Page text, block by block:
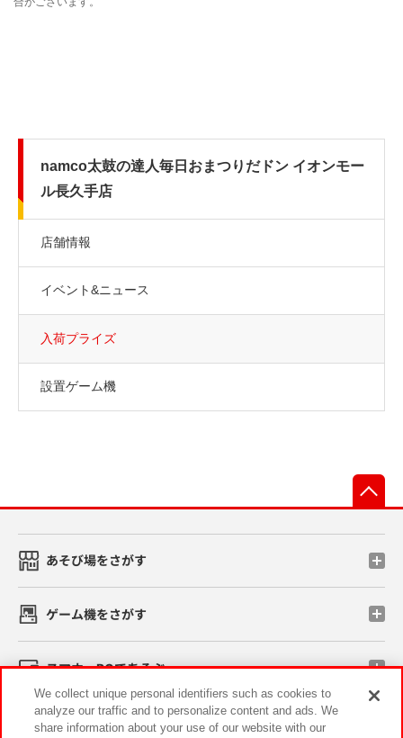
namco太鼓の達人毎日おまつりだドン イオンモー
ル長久手店
店舗情報
イベント&ニュース
入荷プライズ
設置ゲーム機
あそび場をさがす
ゲーム機をさがす
スマホ・PCであそぶ
イベント・キャンペーン
We collect unique personal identifiers such as cookies to
analyze our traffic and to personalize content and ads. We
share information about your use of our website with our